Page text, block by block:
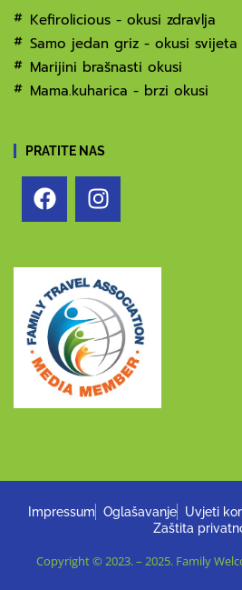
Kefirolicious - okusi zdravlja
Samo jedan griz - okusi svijeta
Marijini brašnasti okusi
Mama.kuharica - brzi okusi
PRATITE NAS
Impressum Oglašavanje Uvjeti
Zaštita
Copyright © 2023. – 2025. Family